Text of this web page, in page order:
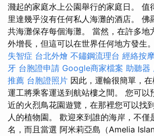
濺起的家庭水上公園舉行的家庭日。 值
里達幾乎沒有任何私人海灘的酒店。 佛
共海灘保存每個海灘。 當然，在許多地
外增長，但這可以在世界任何地方發生
失智症 台北外燴 不鏽鋼流理台 經絡按
牙 台胞證申請 Google商家檔案 助聽器
推薦 台胞證照片 因此，運輸很簡單，
運工將乘客運送到航站樓之間。 您可以
近的火烈鳥花園遊覽，在那裡您可以找
人的植物園。 歡迎來到誰的海岸，不僅
名，而且當選 阿米莉亞島（Amelia